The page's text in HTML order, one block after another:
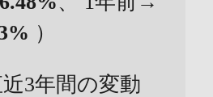
）
3年間の変動